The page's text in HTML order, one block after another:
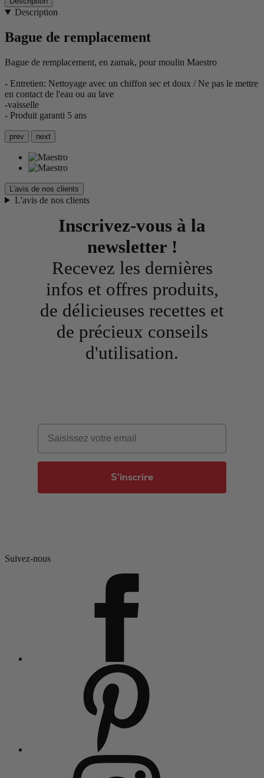
Description
Bague de remplacement
Bague de remplacement, en zamak, pour moulin Maestro
- Entretien: Nettoyage avec un chiffon sec et doux / Ne pas le mettre
en contact de l'eau ou au lave
-vaisselle
- Produit garanti 5 ans
prev next
L'avis de nos clients
L'avis de nos clients
Inscrivez-vous à la
newsletter !
Recevez les dernières
infos et offres produits,
de délicieuses recettes et
de précieux conseils
d'utilisation.
Email
S'inscrire
Suivez-nous